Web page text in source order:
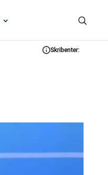
Skribenter: